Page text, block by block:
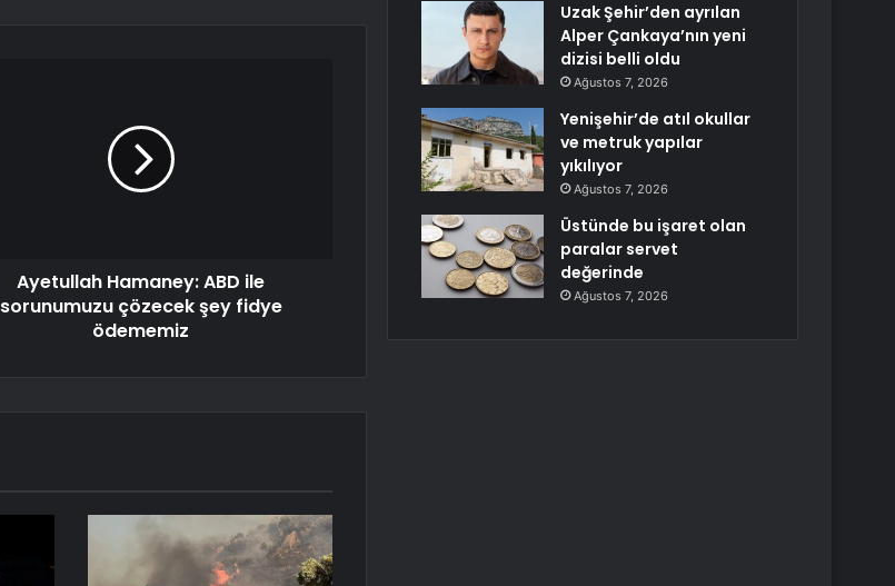
Ayetullah Hamaney: ABD ile
sorunumuzu çözecek şey fidye
ödememiz
Uzak Şehir’den ayrılan
Alper Çankaya’nın yeni
dizisi belli oldu
Ağustos 7, 2026
Yenişehir’de atıl okullar
ve metruk yapılar
yıkılıyor
Ağustos 7, 2026
Üstünde bu işaret olan
paralar servet
değerinde
Ağustos 7, 2026